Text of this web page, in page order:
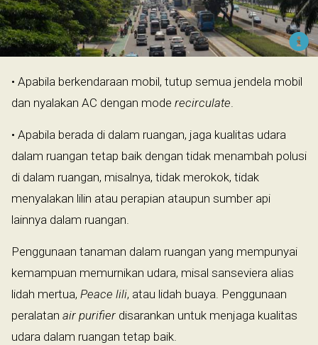
• Apabila berkendaraan mobil, tutup semua jendela mobil
dan nyalakan AC dengan mode recirculate.
• Apabila berada di dalam ruangan, jaga kualitas udara
dalam ruangan tetap baik dengan tidak menambah polusi
di dalam ruangan, misalnya, tidak merokok, tidak
menyalakan lilin atau perapian ataupun sumber api
lainnya dalam ruangan.
Penggunaan tanaman dalam ruangan yang mempunyai
kemampuan memurnikan udara, misal sanseviera alias
lidah mertua, Peace lili, atau lidah buaya. Penggunaan
peralatan air purifier disarankan untuk menjaga kualitas
udara dalam ruangan tetap baik.